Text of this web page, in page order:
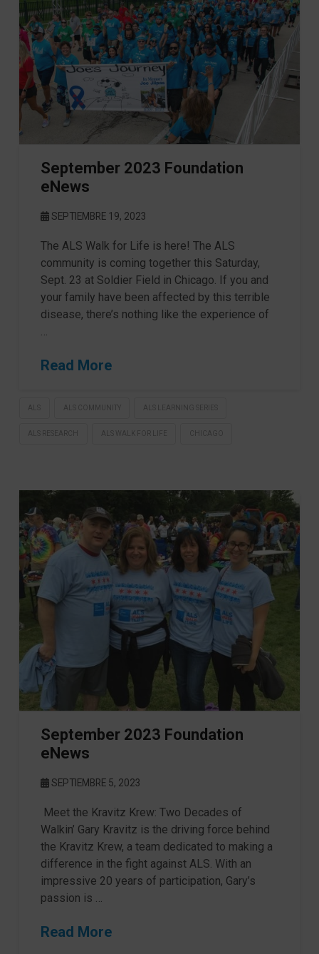
September 2023 Foundation
eNews
SEPTIEMBRE 19, 2023
The ALS Walk for Life is here! The ALS
community is coming together this Saturday,
Sept. 23 at Soldier Field in Chicago. If you and
your family have been affected by this terrible
disease, there’s nothing like the experience of
…
Read More
ALS ALS COMMUNITY ALS LEARNING SERIES
ALS RESEARCH ALS WALK FOR LIFE CHICAGO
September 2023 Foundation
eNews
SEPTIEMBRE 5, 2023
Meet the Kravitz Krew: Two Decades of
Walkin’ Gary Kravitz is the driving force behind
the Kravitz Krew, a team dedicated to making a
difference in the fight against ALS. With an
impressive 20 years of participation, Gary’s
passion is …
Read More